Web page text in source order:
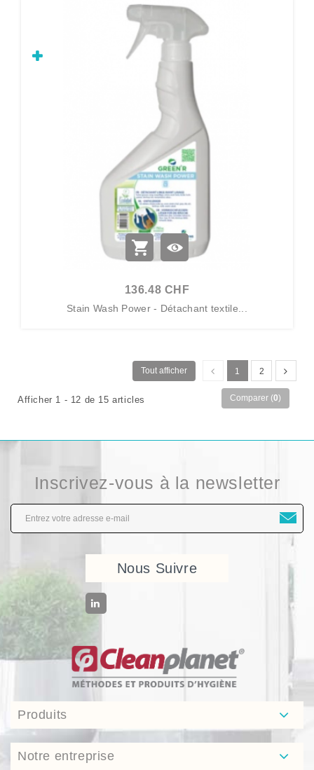
136.48 CHF
Stain Wash Power - Détachant textile...
Tout afficher 1 2
Afficher 1 - 12 de 15 articles Comparer (0)
Inscrivez-vous à la newsletter
Nous Suivre
Produits
Notre entreprise